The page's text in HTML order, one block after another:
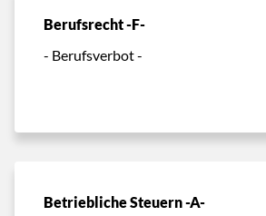
Berufsrecht -F-
- Berufsverbot -
Betriebliche Steuern -A-